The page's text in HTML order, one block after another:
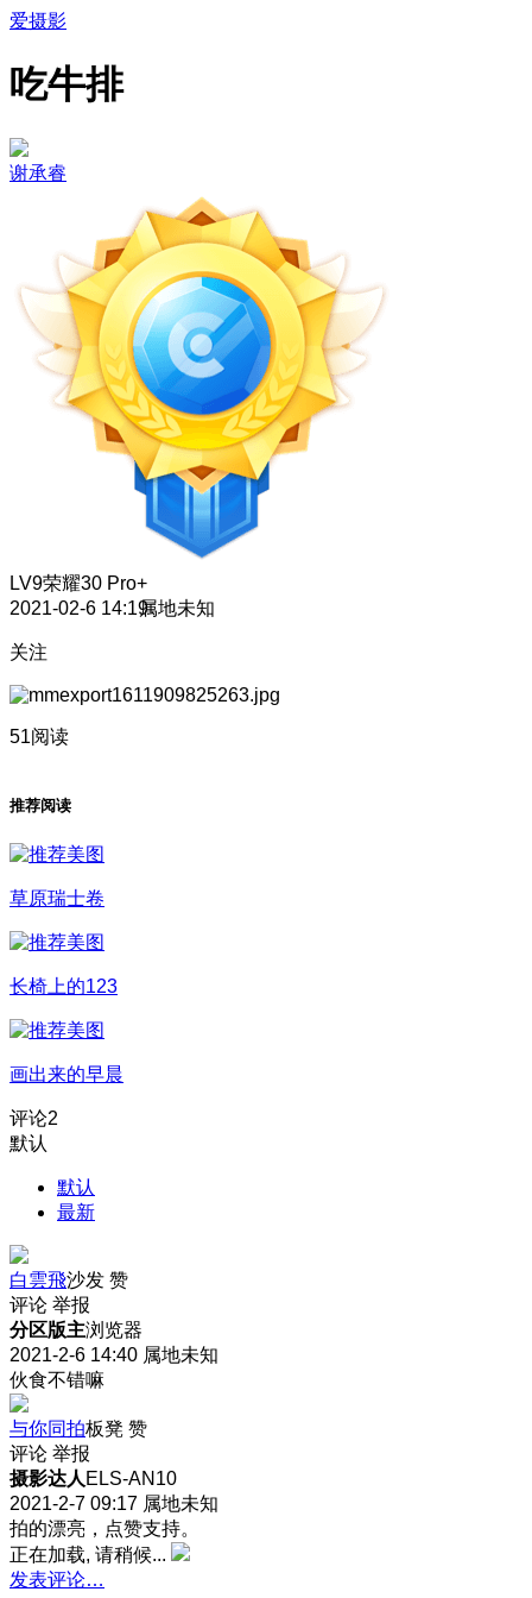
爱摄影
吃牛排
谢承睿
LV9荣耀30 Pro+
2021-02-6 14:19属地未知
关注
51阅读
推荐阅读
草原瑞士卷
长椅上的123
画出来的早晨
评论2
默认
默认
最新
白雲飛沙发 赞
评论 举报
分区版主浏览器
2021-2-6 14:40 属地未知
伙食不错嘛
与你同拍板凳 赞
评论 举报
摄影达人 ELS-AN10
2021-2-7 09:17 属地未知
拍的漂亮，点赞支持。
正在加载, 请稍候...
发表评论…